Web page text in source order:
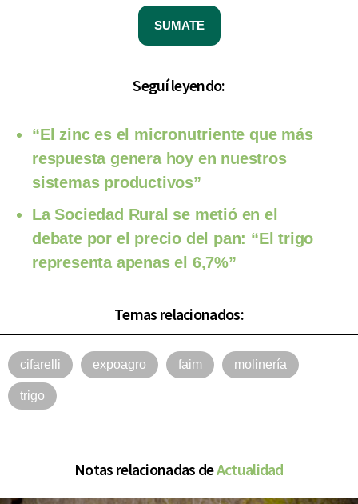
SUMATE
Seguí leyendo:
“El zinc es el micronutriente que más
respuesta genera hoy en nuestros
sistemas productivos”
La Sociedad Rural se metió en el
debate por el precio del pan: “El trigo
representa apenas el 6,7%”
Temas relacionados:
cifarelli expoagro faim molinería
trigo
Notas relacionadas deActualidad